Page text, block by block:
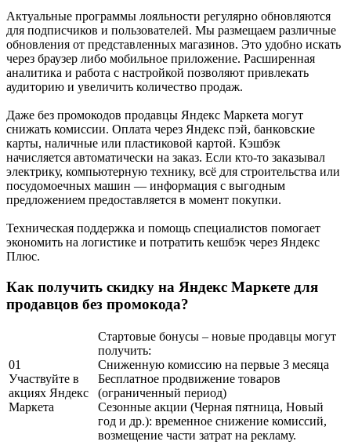
Актуальные программы лояльности регулярно обновляются
для подписчиков и пользователей. Мы размещаем различные
обновления от представленных магазинов. Это удобно искать
через браузер либо мобильное приложение. Расширенная
аналитика и работа с настройкой позволяют привлекать
аудиторию и увеличить количество продаж.
Даже без промокодов продавцы Яндекс Маркета могут
снижать комиссии. Оплата через Яндекс пэй, банковские
карты, наличные или пластиковой картой. Кэшбэк
начисляется автоматически на заказ. Если кто-то заказывал
электрику, компьютерную технику, всё для строительства или
посудомоечных машин — информация с выгодным
предложением предоставляется в момент покупки.
Техническая поддержка и помощь специалистов помогает
экономить на логистике и потратить кешбэк через Яндекс
Плюс.
Как получить скидку на Яндекс Маркете для
продавцов без промокода?
01
Участвуйте в
акциях Яндекс
Маркета
Стартовые бонусы – новые продавцы могут
получить:
Сниженную комиссию на первые 3 месяца
Бесплатное продвижение товаров
(ограниченный период)
Сезонные акции (Черная пятница, Новый
год и др.): временное снижение комиссий,
возмещение части затрат на рекламу.